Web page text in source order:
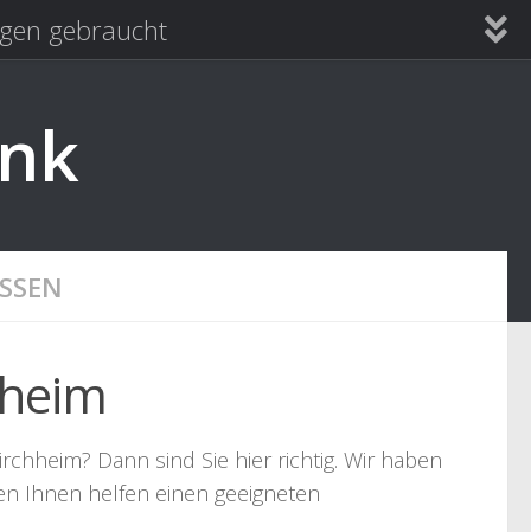
gebraucht
Dann sind Sie hier richtig. Wir haben
Ihnen helfen einen geeigneten